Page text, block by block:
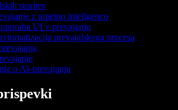
storitev
z umetno inteligenco
UI v prevajanju
prevajalskega procesa
o AI-prevajanju